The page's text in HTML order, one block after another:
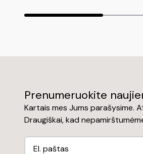
Prenumeruokite
Kartais mes Jums parašysime.
Draugiškai, kad